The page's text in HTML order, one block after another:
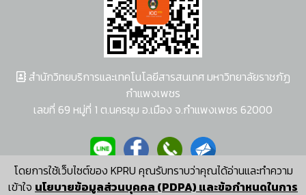
โดยการใช้เว็บไซต์ของ KPRU คุณรับทราบว่าคุณได้อ่านและทำความ
เข้าใจ นโยบายข้อมูลส่วนบุคคล (PDPA) และข้อกำหนดในการ
สำนักวิทยบริการและเทคโนโลยีสารสนเทศ มหาวิทยาลัยราชภัฏ
กำแพงเพชร
เลขที่ 69 หมู่ที่ 1 ต.นครชุม อ.เมือง จ.กำแพงเพชร 62000
ผู้พัฒนาระบบ อนุชา พวงผกา